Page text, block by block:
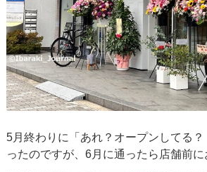
5月終わりに「あれ？オープンしてる
ったのですが、6月に通ったら店舗前に